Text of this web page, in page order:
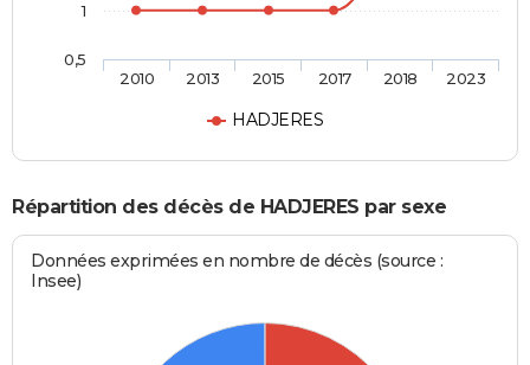
HADJERES
2010 2013 2015 2017 2018 2023
0,5
1
Répartition des décès de HADJERES par sexe
Données exprimées en nombre de décès (source :
Insee)